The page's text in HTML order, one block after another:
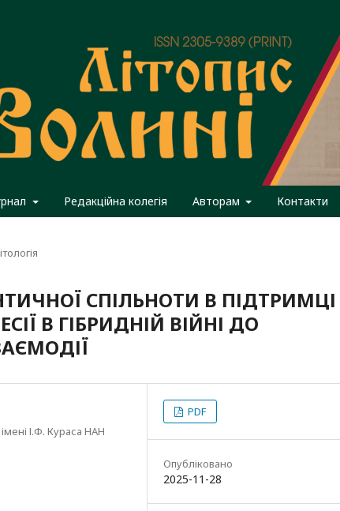
Редакційна колегія Авторам Контакти
СПІЛЬНОТИ В ПІДТРИМЦІ
В ГІБРИДНІЙ ВІЙНІ ДО
І.Ф. Кураса НАН
PDF
Опубліковано
2025-11-28